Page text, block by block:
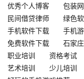
优秀个人博客
包装网
民间借贷律师
绿色
手机软件下载
手机
免费软件下载
石家
职业培训
资格考试
艺术培训
少儿培训